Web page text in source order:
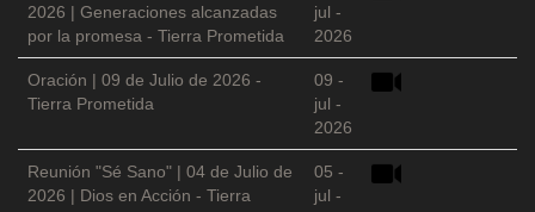
2026 | Generaciones alcanzadas
por la promesa - Tierra Prometida
jul -
2026
Oración | 09 de Julio de 2026 -
Tierra Prometida
09 -
jul -
2026
Reunión "Sé Sano" | 04 de Julio de
2026 | Dios en Acción - Tierra
05 -
jul -